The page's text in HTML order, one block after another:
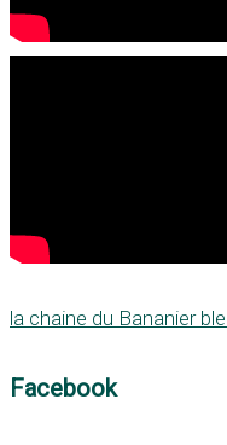
la chaine du Bananier
Facebook